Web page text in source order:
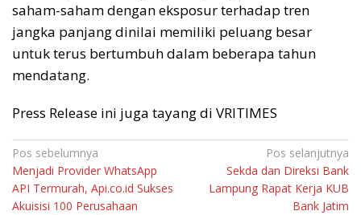
saham-saham dengan eksposur terhadap tren
jangka panjang dinilai memiliki peluang besar
untuk terus bertumbuh dalam beberapa tahun
mendatang.
Press Release ini juga tayang di VRITIMES
Navigasi
pos
Pos sebelumnya
Menjadi Provider WhatsApp
API Termurah, Api.co.id Sukses
Akuisisi 100 Perusahaan
Pos selanjutnya
Sekda dan Direksi Bank
Lampung Rapat Kerja KUB
Bank Jatim